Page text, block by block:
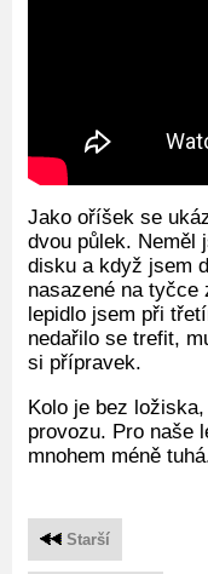
Jako oříšek se
dvou půlek. Neměl
disku a když jsem
nasazené na tyčce
lepidlo jsem při
nedařilo se trefit,
si přípravek.
Kolo je bez
provozu. Pro naše
mnohem méně
Starší